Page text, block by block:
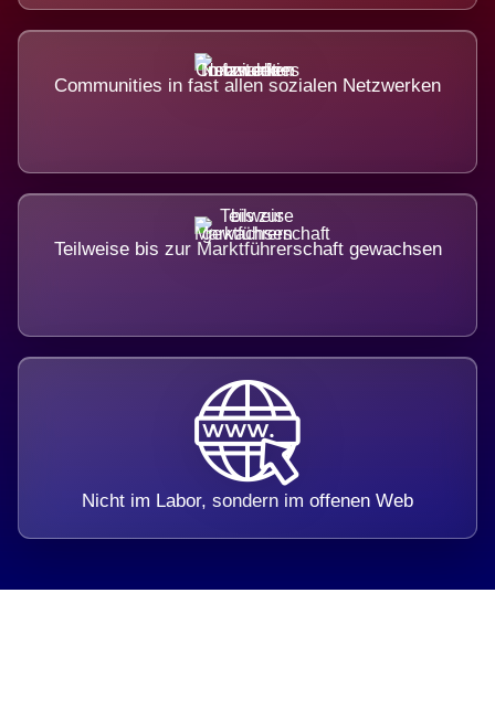
Communities in fast allen sozialen Netzwerken
Teilweise bis zur Marktführerschaft gewachsen
Nicht im Labor, sondern im offenen Web